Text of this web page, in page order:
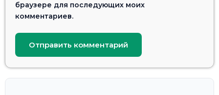
браузере для последующих моих
комментариев.